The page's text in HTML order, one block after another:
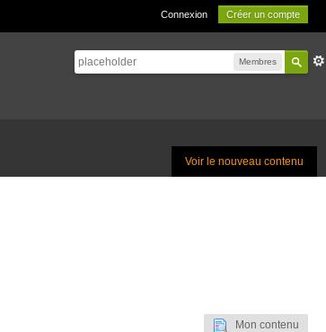
Connexion Créer un compte
Membres
Voir le nouveau contenu
Mon contenu